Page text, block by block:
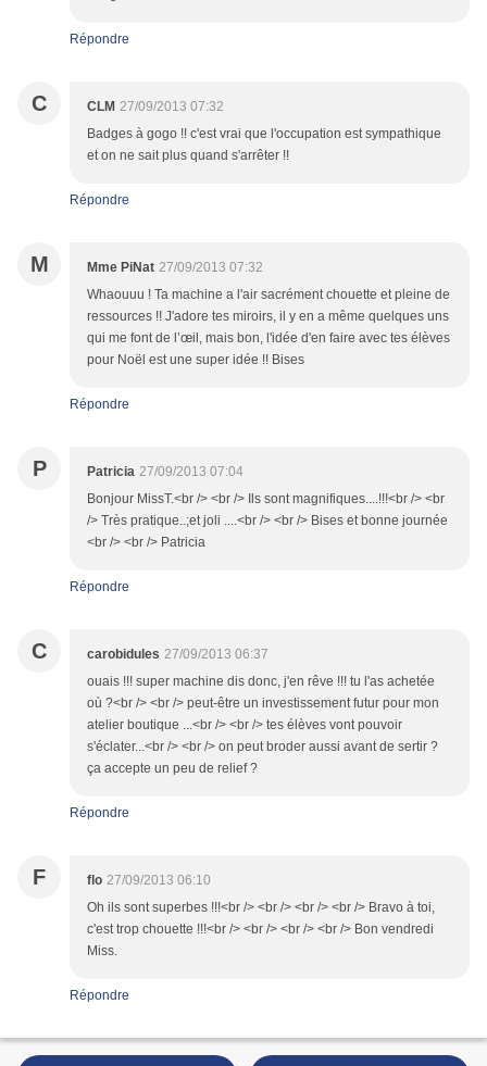
Répondre
C CLM 27/09/2013 07:32
Badges à gogo !! c'est vrai que l'occupation est sympathique
et on ne sait plus quand s'arrêter !!
Répondre
M Mme PiNat 27/09/2013 07:32
Whaouuu ! Ta machine a l'air sacrément chouette et pleine de
ressources !! J'adore tes miroirs, il y en a même quelques uns
qui me font de l’œil, mais bon, l'idée d'en faire avec tes élèves
pour Noël est une super idée !! Bises
Répondre
P Patricia 27/09/2013 07:04
Bonjour MissT.<br /> <br /> Ils sont magnifiques....!!!<br /> <br
/> Très pratique..;et joli ....<br /> <br /> Bises et bonne journée
<br /> <br /> Patricia
Répondre
C carobidules 27/09/2013 06:37
ouais !!! super machine dis donc, j'en rêve !!! tu l'as achetée
où ?<br /> <br /> peut-être un investissement futur pour mon
atelier boutique ...<br /> <br /> tes élèves vont pouvoir
s'éclater...<br /> <br /> on peut broder aussi avant de sertir ?
ça accepte un peu de relief ?
Répondre
F flo 27/09/2013 06:10
Oh ils sont superbes !!!<br /> <br /> <br /> <br /> Bravo à toi,
c'est trop chouette !!!<br /> <br /> <br /> <br /> Bon vendredi
Miss.
Répondre